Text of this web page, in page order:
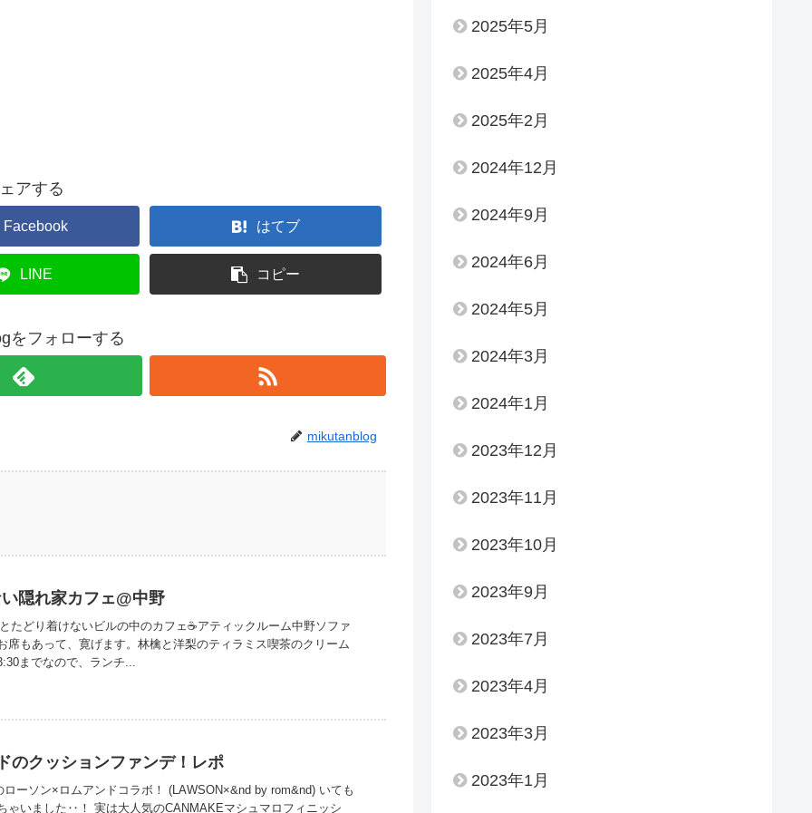
アする
Facebook はてブ
LINE コピー
をフォローする
mikutanblog
隠れ家カフェ@中野
たどり着けないビルの中のカフェ☕アティックルーム中野ソファ
席もあって、寛げます。林檎と洋梨のティラミス喫茶のクリーム
までなので、ランチ...
のクッションファンデ！レポ
ローソン×ロムアンドコラボ！ (LAWSON×&nd by rom&nd) いても
ゃいました‥！ 実は大人気のCANMAKEマシュマロフィニッシ
2025年5月
2025年4月
2025年2月
2024年12月
2024年9月
2024年6月
2024年5月
2024年3月
2024年1月
2023年12月
2023年11月
2023年10月
2023年9月
2023年7月
2023年4月
2023年3月
2023年1月